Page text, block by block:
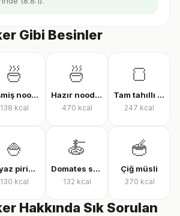
Gibi Besinler
🍜
Pişmiş noodle
138 kcal
🍜
Hazır noodle (kuru)
470 kcal
🍞
Tam tahıllı tam buğday ekmeği
247 kcal
🍚
Beyaz pirinç, pişmiş
130 kcal
🍝
Domates soslu rigatoni
132 kcal
🥣
Çiğ müsli
370 kcal
Hakkında Sık Sorulan